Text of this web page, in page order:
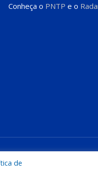
Conheça o PNTP e o
de